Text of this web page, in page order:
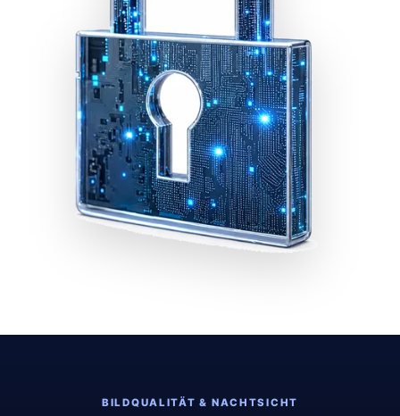
BILDQUALITÄT & NACHTSICHT